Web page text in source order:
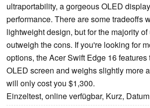
ultraportability, a gorgeous OLED
performance. There are some tradeoffs
lightweight design, but for the majority
outweigh the cons. If you're looking for
options, the Acer Swift Edge 16 features
OLED screen and weighs slightly more
will only cost you $1,300.
Einzeltest, online verfügbar, Kurz,